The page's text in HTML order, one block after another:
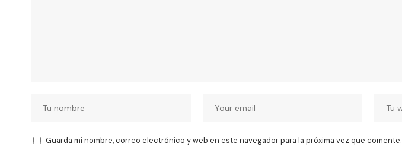
Guarda mi nombre, correo electrónico y web en este navegador para la próxima vez que comente.